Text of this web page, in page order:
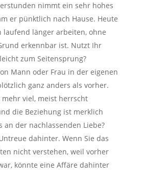
nimmt ein sehr hohes
er pünktlich nach Hause. Heute
laufend länger arbeiten, ohne
erkennbar ist. Nutzt Ihr
zum Seitensprung?
Mann oder Frau in der eigenen
ganz anders als vorher.
viel, meist herrscht
die Beziehung ist merklich
an der nachlassenden Liebe?
dahinter. Wenn Sie das
nicht verstehen, weil vorher
könnte eine Affäre dahinter